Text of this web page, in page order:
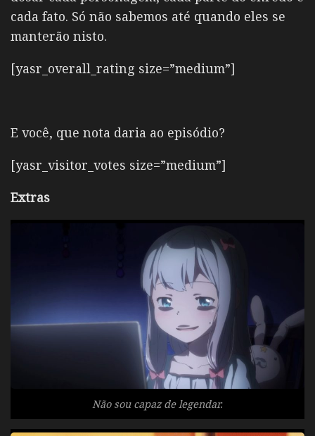
cada fato. Só não sabemos até quando eles se
manterão nisto.
[yasr_overall_rating size=”medium”]
E você, que nota daria ao episódio?
[yasr_visitor_votes size=”medium”]
Extras
Não sou capaz de legendar.